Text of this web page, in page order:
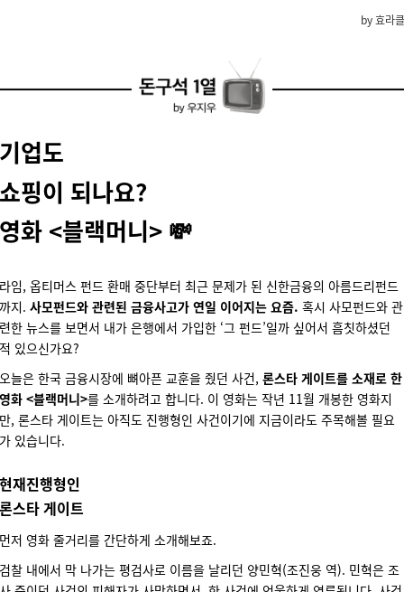
by 효라클
기업도
쇼핑이 되나요?
영화 <블랙머니> 💸
라임, 옵티머스 펀드 환매 중단부터 최근 문제가 된 신한금융의 아름드리펀드
까지. 사모펀드와 관련된 금융사고가 연일 이어지는 요즘. 혹시 사모펀드와 관
련한 뉴스를 보면서 내가 은행에서 가입한 ‘그 펀드’일까 싶어서 흠칫하셨던
적 있으신가요?
오늘은 한국 금융시장에 뼈아픈 교훈을 줬던 사건, 론스타 게이트를 소재로 한
영화 <블랙머니>를 소개하려고 합니다. 이 영화는 작년 11월 개봉한 영화지
만, 론스타 게이트는 아직도 진행형인 사건이기에 지금이라도 주목해볼 필요
가 있습니다.
현재진행형인
론스타 게이트
먼저 영화 줄거리를 간단하게 소개해보죠.
검찰 내에서 막 나가는 평검사로 이름을 날리던 양민혁(조진웅 역). 민혁은 조